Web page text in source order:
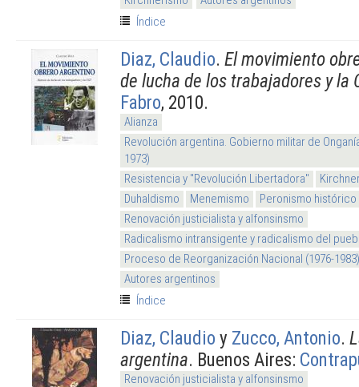
Índice
Diaz, Claudio. El movimiento
de lucha de los trabajadores y la
Fabro, 2010.
Alianza
Revolución argentina. Gobierno militar de
1973)
Resistencia y "Revolución Libertadora"
Duhaldismo
Menemismo
Peronismo histórico
Renovación justicialista y alfonsinsmo
Radicalismo intransigente y radicalismo del
Proceso de Reorganización Nacional (1976-1983)
Autores argentinos
Índice
Diaz, Claudio y Zucco, Antonio.
argentina. Buenos Aires:
Renovación justicialista y alfonsinsmo